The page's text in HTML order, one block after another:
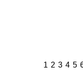
1 2 3 4 5